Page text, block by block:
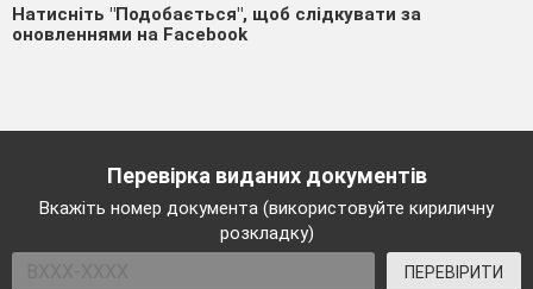
Натисніть "Подобається", щоб слідкувати за
оновленнями на Facebook
Перевірка виданих документів
Вкажіть номер документа (використовуйте кириличну
розкладку)
ПЕРЕВІРИТИ